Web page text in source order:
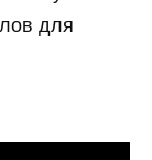
для